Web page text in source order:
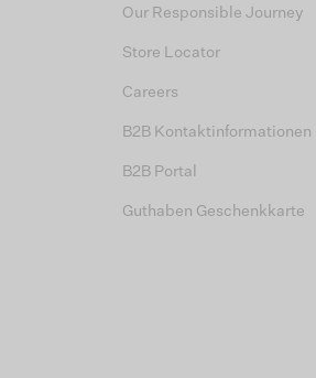
Our Responsible Journey
Store Locator
Careers
B2B Kontaktinformationen
B2B Portal
Guthaben Geschenkkarte